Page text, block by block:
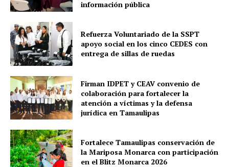
información pública
Refuerza Voluntariado de la SSPT
apoyo social en los cinco CEDES con
entrega de sillas de ruedas
Firman IDPET y CEAV convenio de
colaboración para fortalecer la
atención a víctimas y la defensa
jurídica en Tamaulipas
Fortalece Tamaulipas conservación de
la Mariposa Monarca con participación
en el Blitz Monarca 2026